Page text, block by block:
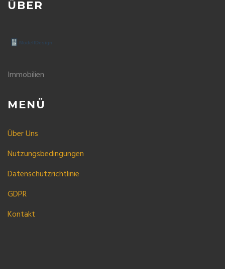
ÜBER
Immobilien
MENÜ
Über Uns
Nutzungsbedingungen
Datenschutzrichtlinie
GDPR
Kontakt